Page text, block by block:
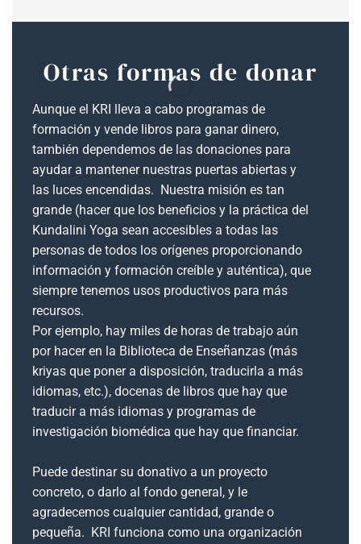
Otras formas de donar
Aunque el KRI lleva a cabo programas de
formación y vende libros para ganar dinero,
también dependemos de las donaciones para
ayudar a mantener nuestras puertas abiertas y
las luces encendidas. Nuestra misión es tan
grande (hacer que los beneficios y la práctica del
Kundalini Yoga sean accesibles a todas las
personas de todos los orígenes proporcionando
información y formación creíble y auténtica), que
siempre tenemos usos productivos para más
recursos.
Por ejemplo, hay miles de horas de trabajo aún
por hacer en la Biblioteca de Enseñanzas (más
kriyas que poner a disposición, traducirla a más
idiomas, etc.), docenas de libros que hay que
traducir a más idiomas y programas de
investigación biomédica que hay que financiar.
Puede destinar su donativo a un proyecto
concreto, o darlo al fondo general, y le
agradecemos cualquier cantidad, grande o
pequeña. KRI funciona como una organización